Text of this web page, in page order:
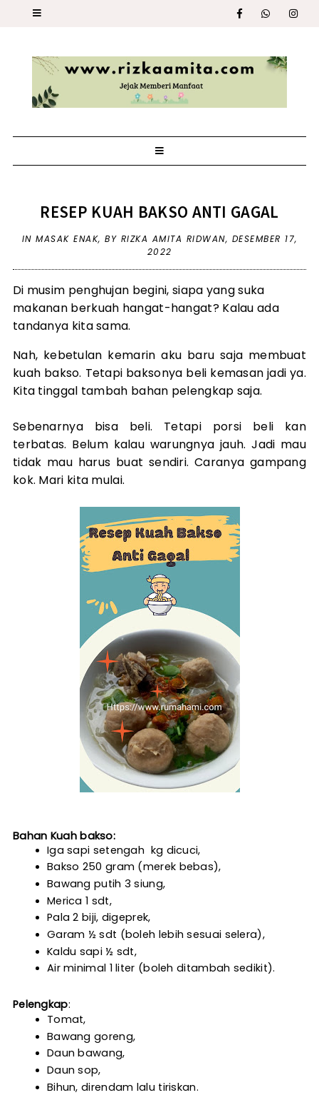
RESEP KUAH BAKSO ANTI GAGAL
IN MASAK ENAK, BY RIZKA AMITA RIDWAN, DESEMBER 17,
2022
Di musim penghujan begini, siapa yang suka
makanan berkuah hangat-hangat? Kalau ada
tandanya kita sama.
Nah, kebetulan kemarin aku baru saja membuat
kuah bakso. Tetapi baksonya beli kemasan jadi ya.
Kita tinggal tambah bahan pelengkap saja.
Sebenarnya bisa beli. Tetapi porsi beli kan
terbatas. Belum kalau warungnya jauh. Jadi mau
tidak mau harus buat sendiri. Caranya gampang
kok. Mari kita mulai.
Bahan Kuah bakso:
Iga sapi setengah  kg dicuci,
Bakso 250 gram (merek bebas),
Bawang putih 3 siung,
Merica 1 sdt,
Pala 2 biji, digeprek,
Garam ½ sdt (boleh lebih sesuai selera),
Kaldu sapi ½ sdt,
Air minimal 1 liter (boleh ditambah sedikit).
Pelengkap:
Tomat,
Bawang goreng,
Daun bawang,
Daun sop,
Bihun, direndam lalu tiriskan.